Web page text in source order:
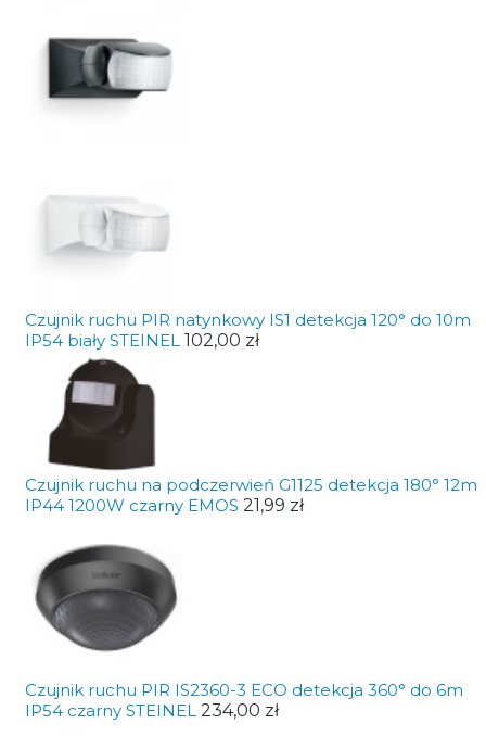
Czujnik ruchu PIR natynkowy IS1 detekcja 120° do 10m
IP54 biały STEINEL 102,00 zł
Czujnik ruchu na podczerwień G1125 detekcja 180° 12m
IP44 1200W czarny EMOS 21,99 zł
Czujnik ruchu PIR IS2360-3 ECO detekcja 360° do 6m
IP54 czarny STEINEL 234,00 zł